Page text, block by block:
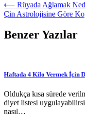
⟵ Rüyada Ağlamak
Çin Astrolojisine Göre
Benzer Yazılar
Haftada 4 Kilo Vermek İçin
Oldukça kısa sürede
diyet listesi
nasıl…